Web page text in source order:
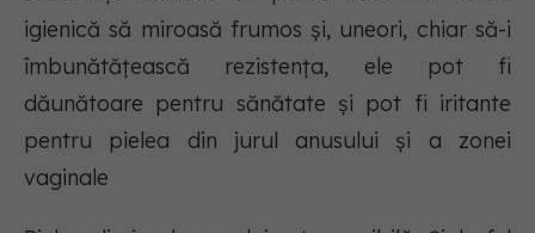
igienică să miroasă frumos și, uneori, chiar să-i
îmbunătățească rezistența, ele pot fi
dăunătoare pentru sănătate și pot fi iritante
pentru pielea din jurul anusului și a zonei
vaginale